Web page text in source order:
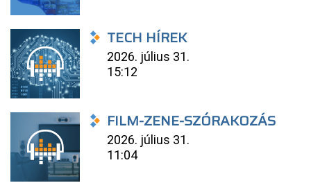
TECH HÍREK
2026. július 31.
15:12
FILM-ZENE-SZÓRAKOZÁS
2026. július 31.
11:04